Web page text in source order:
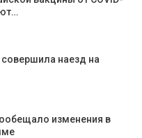
наезд на
изменения в